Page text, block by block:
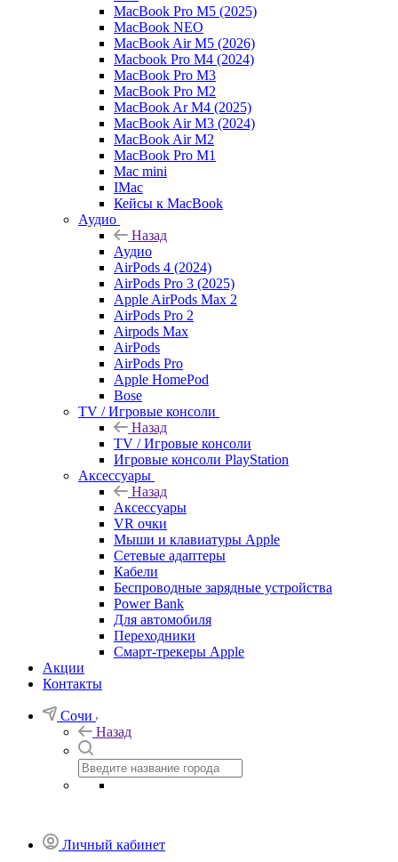
MacBook Pro M5 (2025)
MacBook NEO
MacBook Air M5 (2026)
Macbook Pro M4 (2024)
MacBook Pro M3
MacBook Pro M2
MacBook Ar M4 (2025)
MacBook Air M3 (2024)
MacBook Air M2
MacBook Pro M1
Mac mini
IMac
Кейсы к MacBook
Аудио
Назад
Аудио
AirPods 4 (2024)
AirPods Pro 3 (2025)
Apple AirPods Max 2
AirPods Pro 2
Airpods Max
AirPods
AirPods Pro
Apple HomePod
Bose
TV / Игровые консоли
Назад
TV / Игровые консоли
Игровые консоли PlayStation
Аксессуары
Назад
Аксессуары
VR очки
Мыши и клавиатуры Apple
Сетевые адаптеры
Кабели
Беспроводные зарядные устройства
Power Bank
Для автомобиля
Переходники
Смарт-трекеры Apple
Акции
Контакты
Сочи
Назад
Личный кабинет